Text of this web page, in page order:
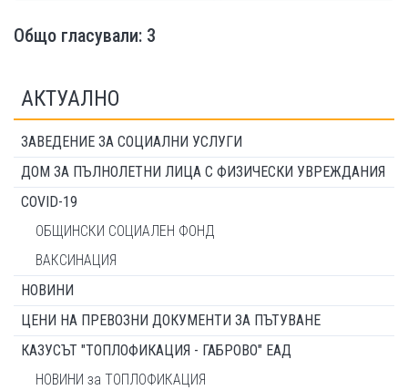
Общо гласували: 3
АКТУАЛНО
ЗАВЕДЕНИЕ ЗА СОЦИАЛНИ УСЛУГИ
ДОМ ЗА ПЪЛНОЛЕТНИ ЛИЦА С ФИЗИЧЕСКИ УВРЕЖДАНИЯ
COVID-19
ОБЩИНСКИ СОЦИАЛЕН ФОНД
ВАКСИНАЦИЯ
НОВИНИ
ЦЕНИ НА ПРЕВОЗНИ ДОКУМЕНТИ ЗА ПЪТУВАНЕ
КАЗУСЪТ "ТОПЛОФИКАЦИЯ - ГАБРОВО" ЕАД
НОВИНИ за ТОПЛОФИКАЦИЯ